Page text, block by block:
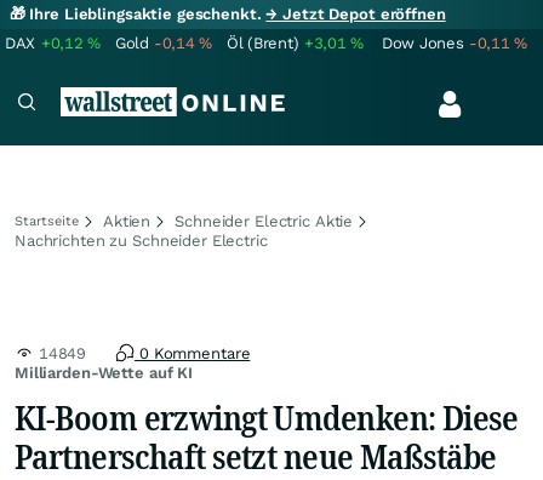
🎁 Ihre Lieblingsaktie geschenkt.→ Jetzt Depot eröffnen
DAX +0,12% Gold -0,14% Öl (Brent) +3,01% Dow Jones -0,11%
Startseite Aktien
Schneider Electric Aktie
Nachrichten zu Schneider Electric
Milliarden-Wette auf KI
14849 0 Kommentare
KI-Boom erzwingt Umdenken: Diese
Partnerschaft setzt neue Maßstäbe